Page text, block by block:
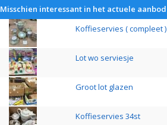
Misschien interessant in het actuele aanbod
Koffieservies ( compleet )
Lot wo serviesje
Groot lot glazen
Koffieservies 34st